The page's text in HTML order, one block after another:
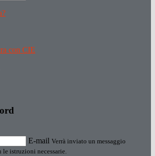
con CIE
E-mail Verrà inviato un messaggio
istruzioni necessarie.